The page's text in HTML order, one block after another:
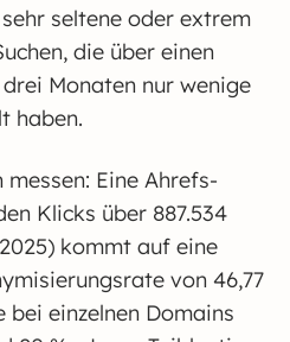
seltene oder extrem
die über einen
Monaten nur wenige
haben.
Eine Ahrefs-
Klicks über 887.534
kommt auf eine
von 46,77
bei einzelnen Domains